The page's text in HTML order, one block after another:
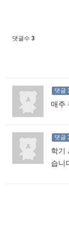
댓글수 3
댓글
매주
댓글
학기
습니